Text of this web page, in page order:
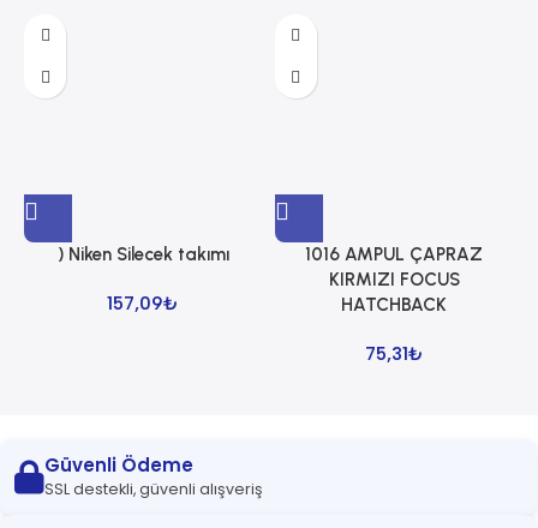
) Niken Silecek takımı
157,09₺
1016 AMPUL ÇAPRAZ
KIRMIZI FOCUS
HATCHBACK
75,31₺
Güvenli Ödeme
SSL destekli, güvenli alışveriş